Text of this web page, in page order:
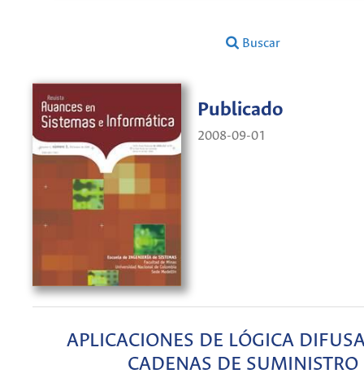
Buscar
Publicado
2008-09-01
APLICACIONES DE LÓGICA
CADENAS DE SUMINISTRO